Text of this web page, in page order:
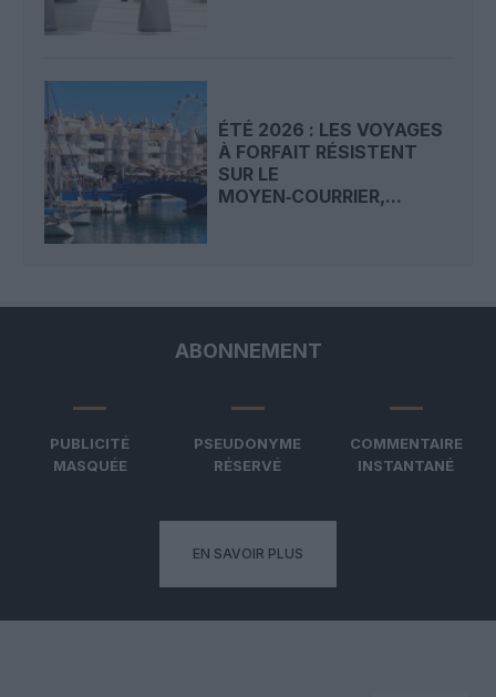
ÉTÉ 2026 : LES VOYAGES
À FORFAIT RÉSISTENT
SUR LE
MOYEN‑COURRIER,...
ABONNEMENT
PUBLICITÉ
MASQUÉE
PSEUDONYME
RÉSERVÉ
COMMENTAIRE
INSTANTANÉ
EN SAVOIR PLUS